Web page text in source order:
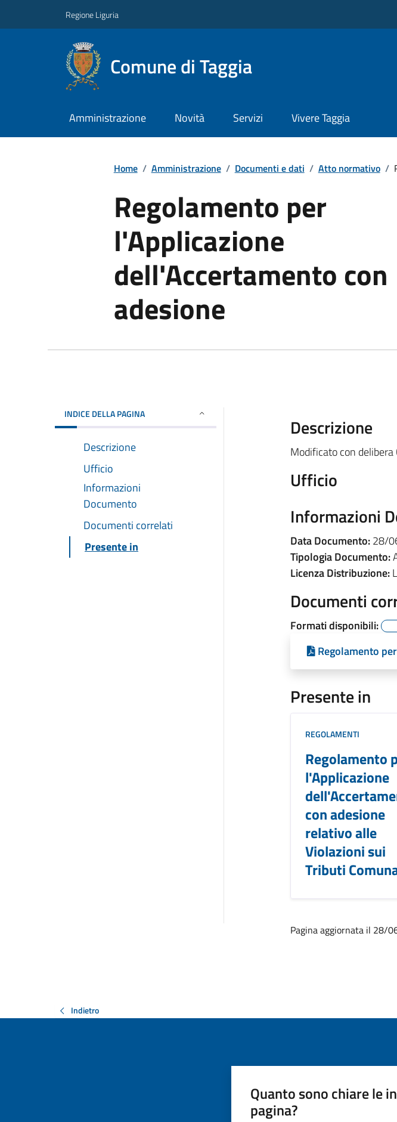
Regione Liguria
Comune di Taggia
Amministrazione Novità Servizi Vivere Taggia
Home / Amministrazione / Documenti e dati / Atto normativo /
Regolamento per
l'Applicazione
dell'Accertamento con
adesione
INDICE DELLA PAGINA
Descrizione
Ufficio
Informazioni
Documento
Documenti correlati
Presente in
Descrizione
Modificato con
Ufficio
Informazioni
Data Documento:28/
Tipologia Documento:
Licenza Distribuzione:
Documenti
Formati disponibili:
Regolamento
Presente in
REGOLAMENTI
Regolamento
l'Applicazione
con adesione
relativo alle
Violazioni sui
Tributi
Pagina aggiornata il 28/
Indietro
Quanto sono chiare le
pagina?